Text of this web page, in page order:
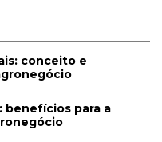
conceito e
benefícios para a